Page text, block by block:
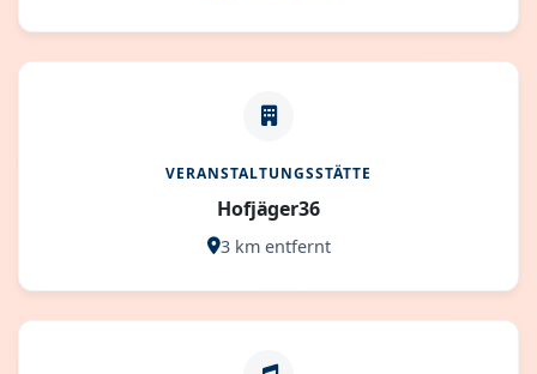
VERANSTALTUNGSSTÄTTE
Hofjäger36
3 km entfernt